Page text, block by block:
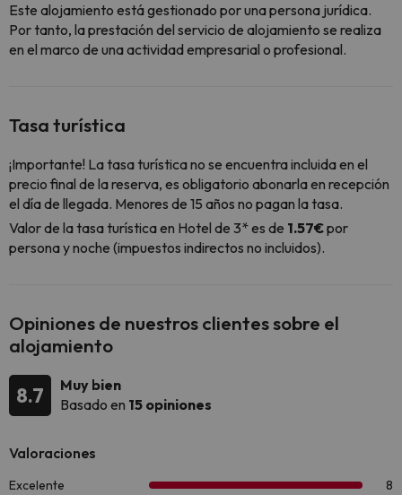
Este alojamiento está gestionado por una persona jurídica.
Por tanto, la prestación del servicio de alojamiento se realiza
en el marco de una actividad empresarial o profesional.
Tasa turística
¡Importante! La tasa turística no se encuentra incluida en el
precio final de la reserva, es obligatorio abonarla en recepción
el día de llegada. Menores de 15 años no pagan la tasa.
Valor de la tasa turística en Hotel de 3* es de 1.57€por
persona y noche (impuestos indirectos no incluidos).
Opiniones de nuestros clientes sobre el
alojamiento
8.7
Muy bien
Basado en 15 opiniones